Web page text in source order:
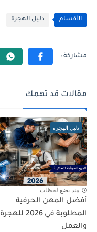
الأقسام دليل الهجرة
مقالات قد تهمك
دليل الهجرة
منذ بضع لحظات
أفضل المهن الحرفية
المطلوبة في 2026 للهجرة
والعمل